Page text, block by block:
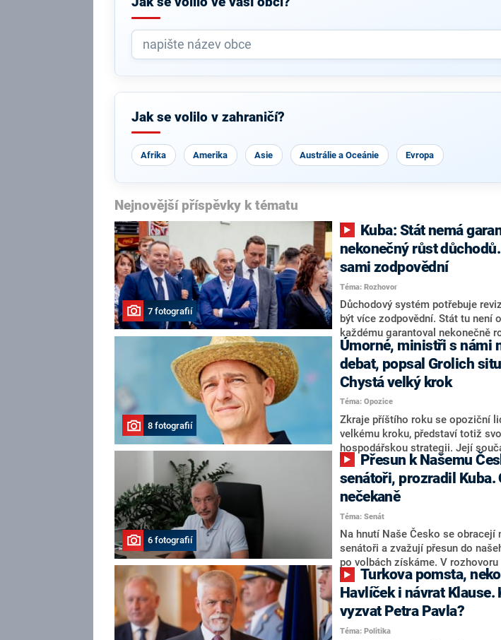
Jak se volilo v zahraničí?
Afrika Amerika Asie Austrálie a Oceánie Evropa
Nejnovější příspěvky k tématu
7 fotografií
nekonečný růst
sami zodpovědní
Téma: Rozhovor
Důchodový systém potřebuje
být více zodpovědní. Stát tu není
každému garantoval nekonečně
Chybí tu nový systém a my ho
hejtman Jihočeského kraje a
Česko Martin Kuba v rozhovoru
V čele státu pak podle něj
střetem zájmů omezoval čerpání
dodal. Řešení u Andreje Babiše
8 fotografií
Úmorné, ministři s námi
debat, popsal Grolich
Chystá velký krok
Téma: Opozice
Zkraje příštího roku se opoziční
velkému kroku, představí totiž
hospodářskou strategii. Její
stárnutí populace, řekl ve středu
nový předseda lidovců Jan
senátních volbách kandiduje ve
aktivitu opozice, o níž vládní
komentátoři mluví jako o slabé a v
úmorná práce upozorňovat na
námi navíc nechodí do debat.
svoje témata,“ odpověděl Grolich
NEWS.
6 fotografií
senátoři, prozradil Kuba.
nečekaně
Téma: Senát
Na hnutí Naše Česko se obracejí
senátoři a zvažují přesun do
po volbách získáme. V
NEWS to řekl zakladatel hnutí a
Martin Kuba. Konkrétní nebyl, ale
například senátora Zdeňka Hrabu,
součástí klubu ODS a TOP 09.
redakce nevyloučil. Předseda
Havlíček i návrat Klause.
vyzvat Petra Pavla?
Téma: Politika